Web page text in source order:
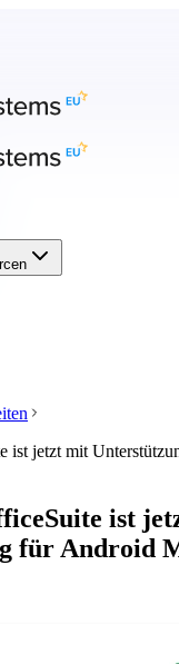
ist jetzt mit
ist
für Android